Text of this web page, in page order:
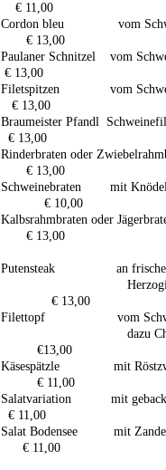
€ 11,00
Cordon bleu vom
€ 13,00
Paulaner Schnitzel vom
€ 13,00
Filetspitzen vom
€ 13,00
Braumeister Pfandl
€ 13,00
Rinderbraten oder
€ 13,00
€ 10,00
Kalbsrahmbraten
€ 13,00
Putensteak an frischer
€ 13,00
Filettopf vom
€13,00
€ 11,00
Salatvariation mit
€ 11,00
Salat Bodensee mit
€ 11,00